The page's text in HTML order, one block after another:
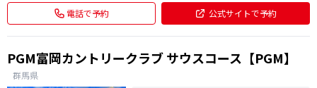
電話で予約 公式サイトで予約
PGM富岡カントリークラブ サウスコース【PGM】
群馬県